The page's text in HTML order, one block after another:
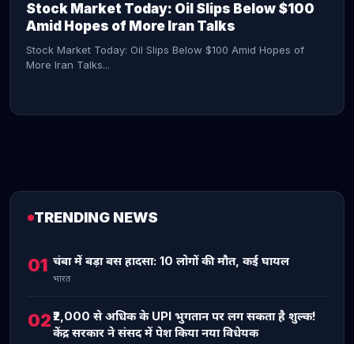
Stock Market Today: Oil Slips Below $100
Amid Hopes of More Iran Talks
Stock Market Today: Oil Slips Below $100 Amid Hopes of
More Iran Talks...
TRENDING NEWS
01 चंबा में बड़ा बस हादसा: 10 लोगों की मौत, कई घायल
भारत
02₹2,000 से अधिक के UPI भुगतान पर लग सकता है शुल्क!
केंद्र सरकार ने संसद में पेश किया नया विधेयक